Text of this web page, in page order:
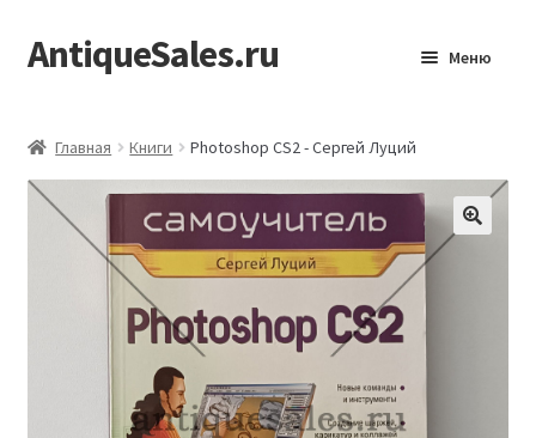
Перейти
к
Перейти
к
AntiqueSales.ru Меню
Главная Книги Photoshop CS2 - Сергей Луций